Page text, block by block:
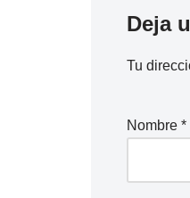
Deja
Tu
Nombre *